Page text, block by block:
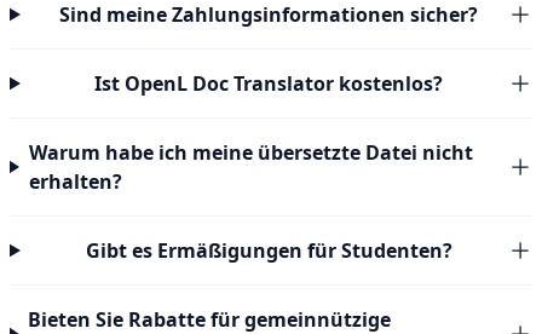
Sind meine Zahlungsinformationen sicher?
Ist OpenL Doc Translator kostenlos?
Warum habe ich meine übersetzte Datei nicht
erhalten?
Gibt es Ermäßigungen für Studenten?
Bieten Sie Rabatte für gemeinnützige